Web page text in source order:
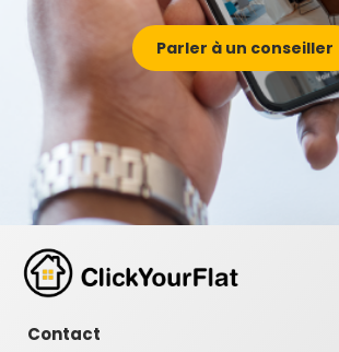
Parler à un conseiller
Contact